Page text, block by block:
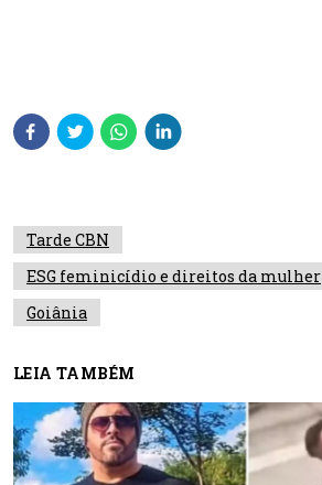
Tarde CBN
ESG feminicídio e direitos da mulher
Goiânia
LEIA TAMBÉM